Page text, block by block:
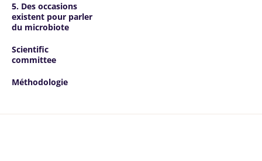
5. Des occasions
existent pour parler
du microbiote
Scientific
committee
Méthodologie